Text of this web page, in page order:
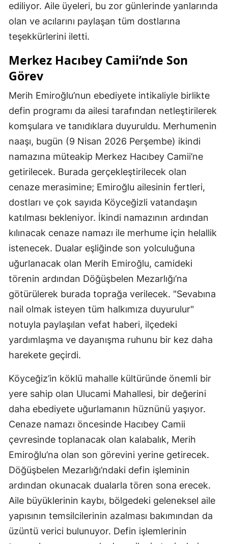
ediliyor. Aile üyeleri, bu zor günlerinde yanlarında
olan ve acılarını paylaşan tüm dostlarına
teşekkürlerini iletti.
Merkez Hacıbey Camii’nde Son
Görev
Merih Emiroğlu’nun ebediyete intikaliyle birlikte
defin programı da ailesi tarafından netleştirilerek
komşulara ve tanıdıklara duyuruldu. Merhumenin
naaşı, bugün (9 Nisan 2026 Perşembe) ikindi
namazına müteakip Merkez Hacıbey Camii’ne
getirilecek. Burada gerçekleştirilecek olan
cenaze merasimine; Emiroğlu ailesinin fertleri,
dostları ve çok sayıda Köyceğizli vatandaşın
katılması bekleniyor. İkindi namazının ardından
kılınacak cenaze namazı ile merhume için helallik
istenecek. Dualar eşliğinde son yolculuğuna
uğurlanacak olan Merih Emiroğlu, camideki
törenin ardından Döğüşbelen Mezarlığı’na
götürülerek burada toprağa verilecek. "Sevabına
nail olmak isteyen tüm halkımıza duyurulur"
notuyla paylaşılan vefat haberi, ilçedeki
yardımlaşma ve dayanışma ruhunu bir kez daha
harekete geçirdi.
Köyceğiz’in köklü mahalle kültüründe önemli bir
yere sahip olan Ulucami Mahallesi, bir değerini
daha ebediyete uğurlamanın hüznünü yaşıyor.
Cenaze namazı öncesinde Hacıbey Camii
çevresinde toplanacak olan kalabalık, Merih
Emiroğlu’na olan son görevini yerine getirecek.
Döğüşbelen Mezarlığı’ndaki defin işleminin
ardından okunacak dualarla tören sona erecek.
Aile büyüklerinin kaybı, bölgedeki geleneksel aile
yapısının temsilcilerinin azalması bakımından da
üzüntü verici bulunuyor. Defin işlemlerinin